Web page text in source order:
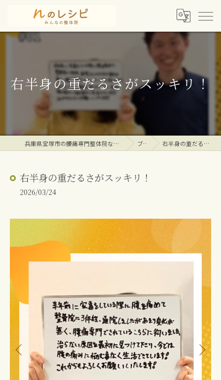
右半身の重だるさがスッキリ！
兵庫県宝塚市の腰痛専門整体院ならｎのレシピみんなの整体院 ブログ 右半身の重だるさがスッキリ！
右半身の重だるさがスッキリ！
2026/03/24